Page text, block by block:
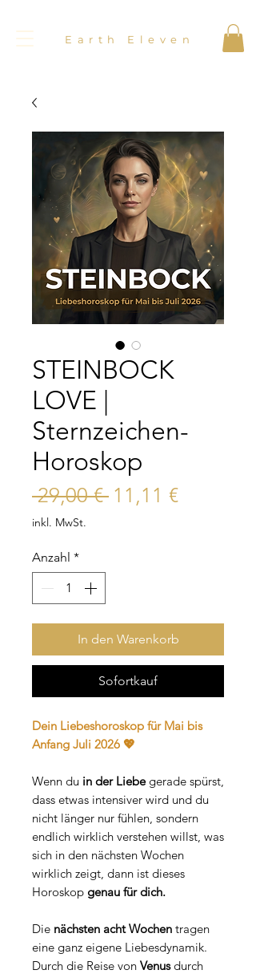
Earth Eleven
STEINBOCK
LOVE |
Sternzeichen-
Horoskop
29,00 € Standardpreis
11,11 €Sale-
inkl. MwSt.
Anzahl *
In den Warenkorb
Sofortkauf
Dein Liebeshoroskop für Mai bis
Anfang Juli 2026 💖
Wenn du in der Liebegerade spürst,
dass etwas intensiver wird und du
nicht länger nur fühlen, sondern
endlich wirklich verstehen willst, was
sich in den nächsten Wochen
wirklich zeigt, dann ist dieses
Horoskop genau für dich.
Die nächsten acht Wochen tragen
eine ganz eigene Liebesdynamik.
Durch die Reise von Venusdurch